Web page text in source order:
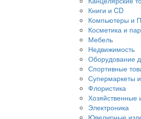
Книги и CD
Компьютеры и
Косметика и
Мебель
Недвижимость
Оборудование
Спортивные
Супермаркеты
Флористика
Хозяйственные
Электроника
Ювелирные